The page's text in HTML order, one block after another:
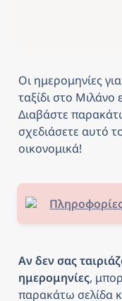
Οι ημερομηνίες
ταξίδι στο Μιλάνο
Διαβάστε
σχεδιάσετε αυτό
οικονομικά!
Αν δεν σας
ημερομηνίες,
παρακάτω σελίδα